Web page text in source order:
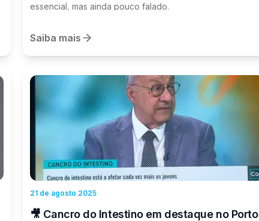
oncológicas digestivas e a importância de aproximar a
diagnóstico precoce das populações. ⠀⠀⠀⠀⠀⠀⠀⠀⠀⠀ A
saúde, associações e parceiros institucionais para
promover respostas mais eficazes, mais próximas e mais
centradas nas pessoas. ⠀⠀⠀⠀⠀⠀⠀⠀⠀⠀
essencial, mas ainda pouco falado.
Saiba mais
21 de agosto 2025
🎥 Cancro do Intestino em destaque no Porto